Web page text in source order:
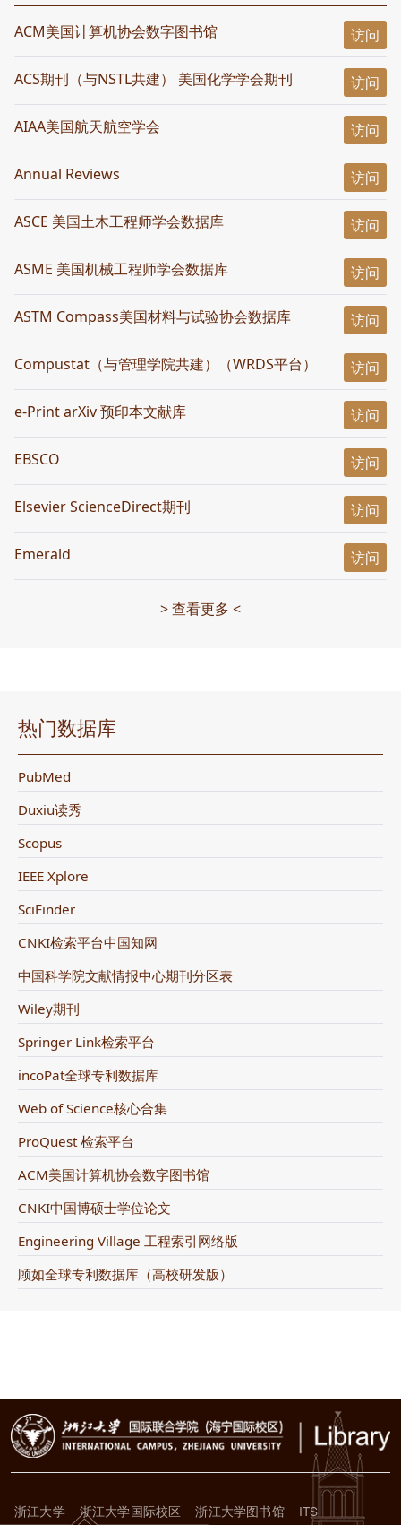
ACM美国计算机协会数字图书馆 访问
ACS期刊（与NSTL共建） 美国化学学会期刊 访问
AIAA美国航天航空学会 访问
Annual Reviews 访问
ASCE 美国土木工程师学会数据库 访问
ASME 美国机械工程师学会数据库 访问
ASTM Compass美国材料与试验协会数据库 访问
Compustat（与管理学院共建）（WRDS平台） 访问
e-Print arXiv 预印本文献库 访问
EBSCO 访问
Elsevier ScienceDirect期刊 访问
Emerald 访问
> 查看更多 <
热门数据库
PubMed
Duxiu读秀
Scopus
IEEE Xplore
SciFinder
CNKI检索平台中国知网
中国科学院文献情报中心期刊分区表
Wiley期刊
Springer Link检索平台
incoPat全球专利数据库
Web of Science核心合集
ProQuest 检索平台
ACM美国计算机协会数字图书馆
CNKI中国博硕士学位论文
Engineering Village 工程索引网络版
顾如全球专利数据库（高校研发版）
浙江大学 浙江大学国际校区 浙江大学图书馆 ITS